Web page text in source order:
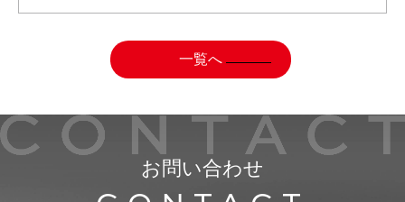
一覧へ
お問い合わせ